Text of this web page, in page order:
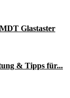
Glastaster
& Tipps für...